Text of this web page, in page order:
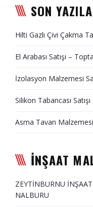
SON
Hilti Gazlı Çivi Çakma
El Arabası Satışı –
İzolasyon Malzemesi
Silikon Tabancası Satışı
Asma Tavan Malzemesi
İNŞAAT
ZEYTİNBURNU
NALBURU